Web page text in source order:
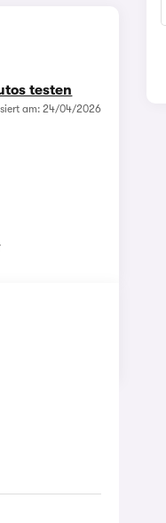
testen
am: 24/04/2026